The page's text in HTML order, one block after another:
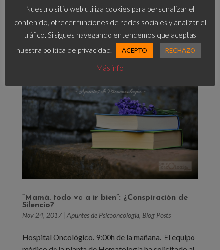
tratamientos. Después del shock inicial, me centré en
poner todo de mi parte. No tenía otra cosa en la
mente que curarme,...
“Mamá, todo va a ir bien”: ¿Conspiración de
Silencio?
Nov 24, 2017| Apuntes de Psicooncología, Blog Posts
Hospital Oncológico. 9:00h de la mañana. El equipo
Nuestro sitio web utiliza cookies para personalizar el
contenido, ofrecer funciones de redes sociales y analizar el
tráfico. Si sigues navegando entendemos que aceptas
nuestra política de privacidad.
ACEPTO RECHAZO
Más info